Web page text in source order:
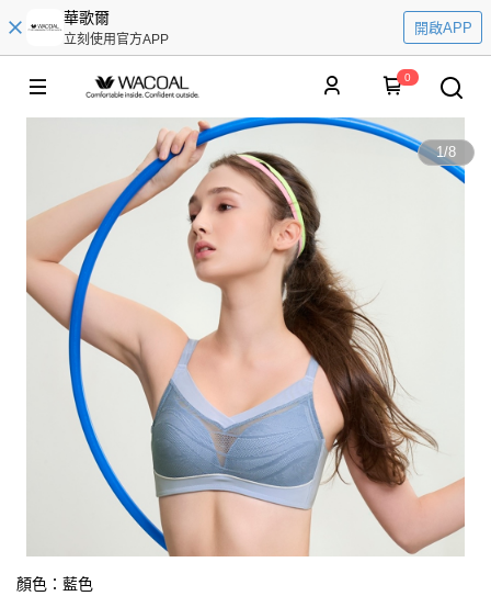
華歌爾
立刻使用官方APP
開啟APP
0
1/8
顏色：藍色